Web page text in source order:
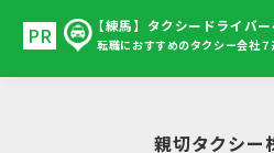
【練馬】タクシードライバー
転職におすすめのタクシー会社７
親切タクシー